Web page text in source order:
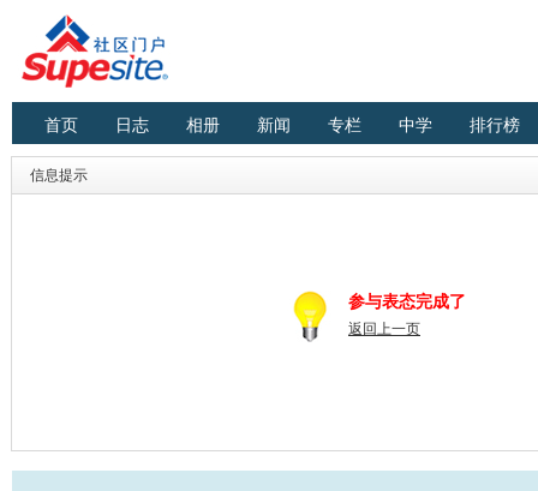
首页 日志 相册 新闻 专栏 中学 排行榜
信息提示
参与表态完成了
返回上一页